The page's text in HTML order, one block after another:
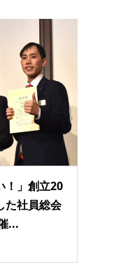
！」創立20
た社員総会
...